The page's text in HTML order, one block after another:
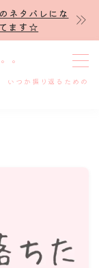
ネタバレにな
ます☆
。
いつか振り返るための